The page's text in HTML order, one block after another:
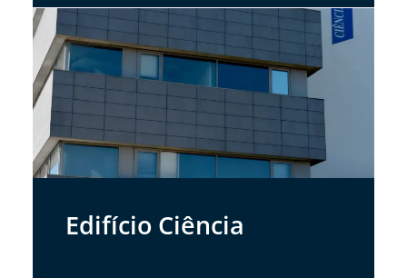
Edifício Ciência